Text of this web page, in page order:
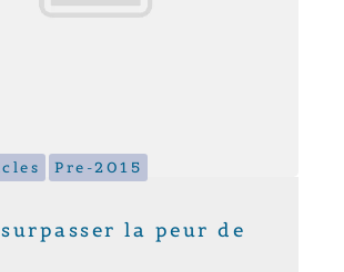
Pre-2015
la peur de